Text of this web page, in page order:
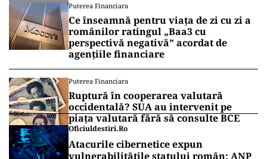
Puterea Financiara
Ce înseamnă pentru viața de zi cu zi a
românilor ratingul „Baa3 cu
perspectivă negativă” acordat de
agențiile financiare
Puterea Financiara
Ruptură în cooperarea valutară
occidentală? SUA au intervenit pe
piața valutară fără să consulte BCE
Oficiuldestiri.ro
Atacurile cibernetice expun
vulnerabilitățile statului român: ANP